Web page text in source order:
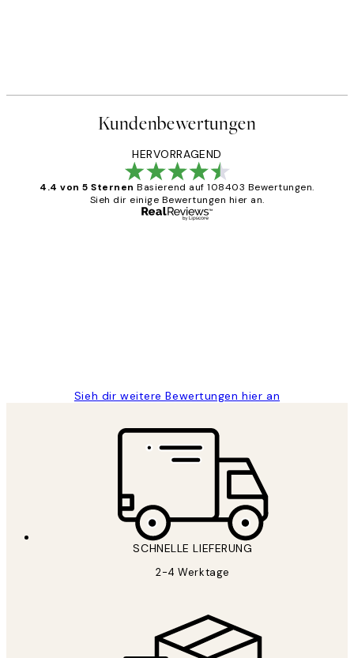
Kundenbewertungen
HERVORRAGEND
4.4 von 5 Sternen Basierend auf 108403 Bewertungen.
Sieh dir einige Bewertungen hier an.
Sieh dir weitere Bewertungen hier an
SCHNELLE LIEFERUNG
2-4 Werktage